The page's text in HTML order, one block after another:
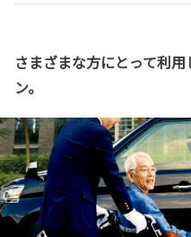
さまざまな方にとって利
ン。